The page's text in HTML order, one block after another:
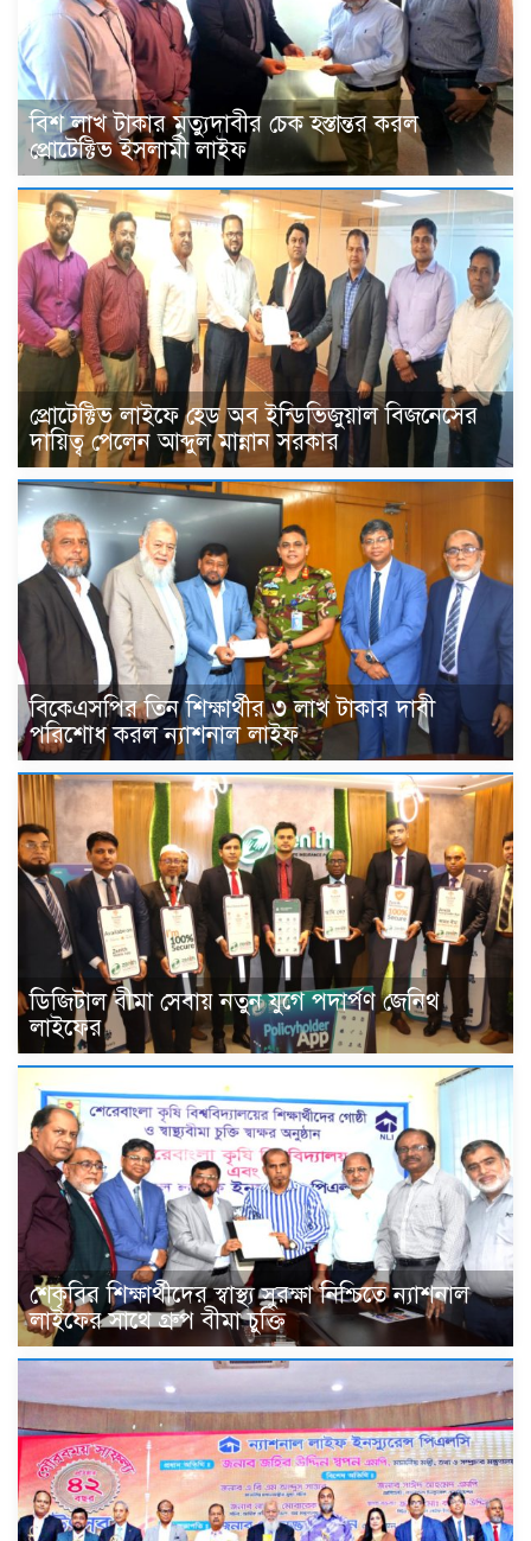
বিশ লাখ টাকার মৃত্যুদাবীর চেক হস্তান্তর করল
প্রোটেক্টিভ ইসলামী লাইফ
প্রোটেক্টিভ লাইফে হেড অব ইন্ডিভিজুয়াল বিজনেসের
দায়িত্ব পেলেন আব্দুল মান্নান সরকার
বিকেএসপির তিন শিক্ষার্থীর ৩ লাখ টাকার দাবী
পরিশোধ করল ন্যাশনাল লাইফ
ডিজিটাল বীমা সেবায় নতুন যুগে পদার্পণ জেনিথ
লাইফের
শেকৃবির শিক্ষার্থীদের স্বাস্থ্য সুরক্ষা নিশ্চিতে ন্যাশনাল
লাইফের সাথে গ্রুপ বীমা চুক্তি